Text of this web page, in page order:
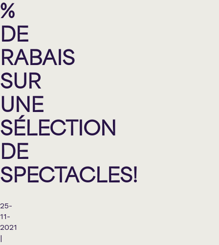
%
DE
RABAIS
SUR
UNE
SÉLECTION
DE
SPECTACLES!
25-
11-
2021
|